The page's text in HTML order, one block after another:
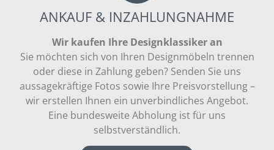
ANKAUF & INZAHLUNGNAHME
Wir kaufen Ihre Designklassiker an
Sie möchten sich von Ihren Designmöbeln trennen
oder diese in Zahlung geben? Senden Sie uns
aussagekräftige Fotos sowie Ihre Preisvorstellung –
wir erstellen Ihnen ein unverbindliches Angebot.
Eine bundesweite Abholung ist für uns
selbstverständlich.